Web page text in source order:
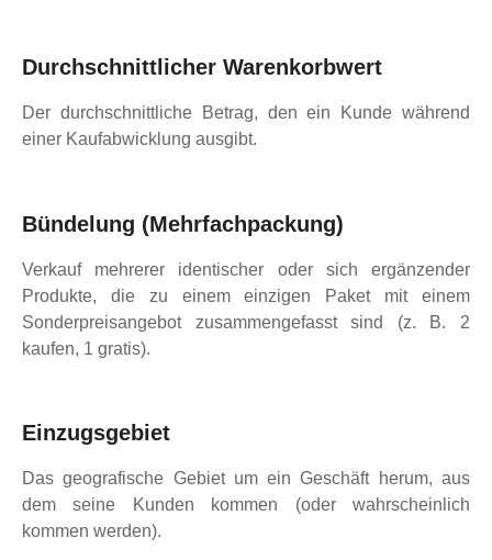
Durchschnittlicher Warenkorbwert
Der durchschnittliche Betrag, den ein Kunde während
einer Kaufabwicklung ausgibt.
Bündelung (Mehrfachpackung)
Verkauf mehrerer identischer oder sich ergänzender
Produkte, die zu einem einzigen Paket mit einem
Sonderpreisangebot zusammengefasst sind (z. B. 2
kaufen, 1 gratis).
Einzugsgebiet
Das geografische Gebiet um ein Geschäft herum, aus
dem seine Kunden kommen (oder wahrscheinlich
kommen werden).